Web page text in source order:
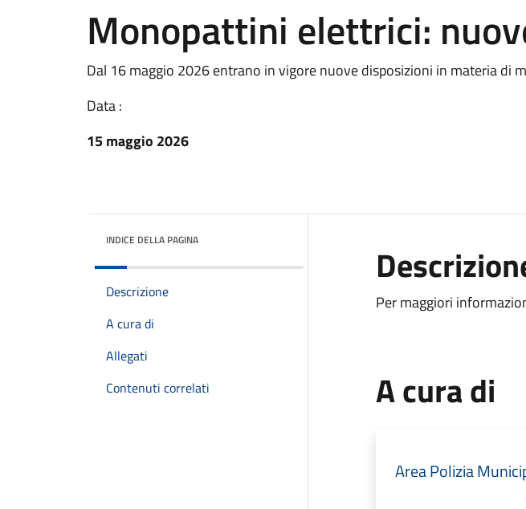
Monopattini elettrici:
Dal 16 maggio 2026 entrano in vigore nuove disposizioni in materia di
Data :
15 maggio 2026
INDICE DELLA PAGINA
Descrizione
A cura di
Allegati
Contenuti correlati
Per maggiori
A cura di
Area Polizia